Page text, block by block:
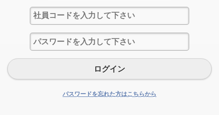
ログイン
パスワードを忘れた方はこちらから